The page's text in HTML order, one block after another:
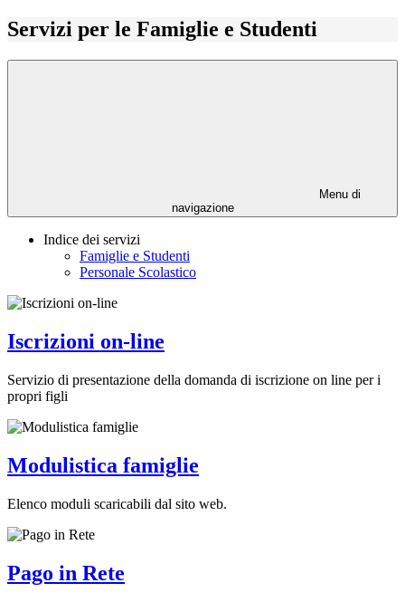
Servizi per le Famiglie e Studenti
Menu di
navigazione
Indice dei servizi
Famiglie e Studenti
Personale Scolastico
Iscrizioni on-line
Servizio di presentazione della domanda di iscrizione on line per i
propri figli
Modulistica famiglie
Elenco moduli scaricabili dal sito web.
Pago in Rete